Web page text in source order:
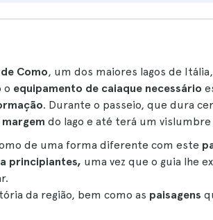
Como, um dos maiores lagos de
o equipamento de caiaque necessário
. Durante o passeio, que dura
margem do lago e até terá um vislumbre
de uma forma diferente com este
principiantes, uma vez que o guia lhe
da região, bem como as paisagens